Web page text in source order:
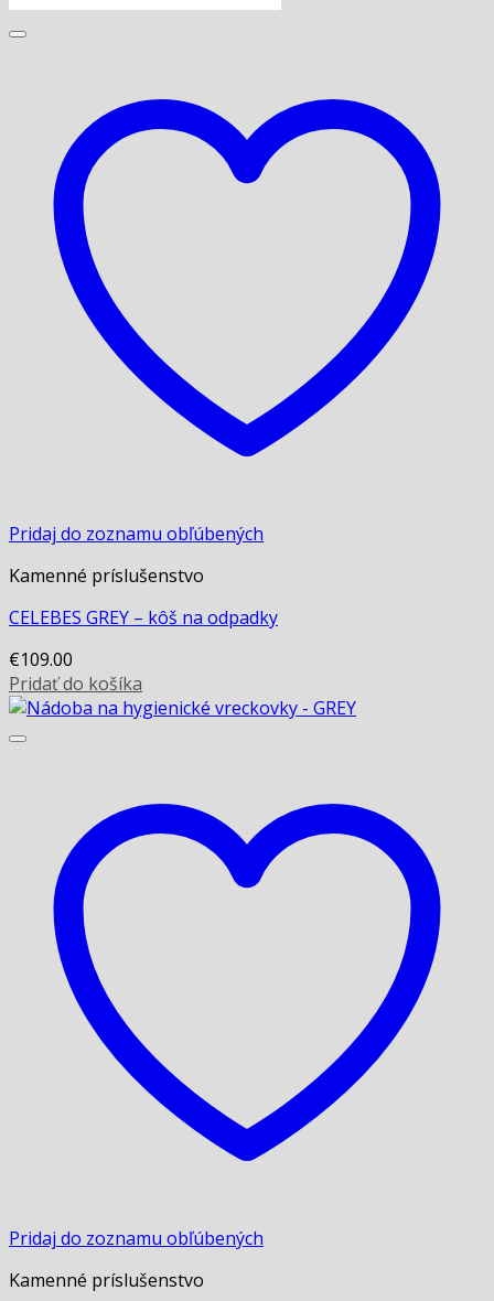
Pridaj do zoznamu obľúbených
Kamenné príslušenstvo
CELEBES GREY – kôš na odpadky
€109.00
Pridať do košíka
Pridaj do zoznamu obľúbených
Kamenné príslušenstvo